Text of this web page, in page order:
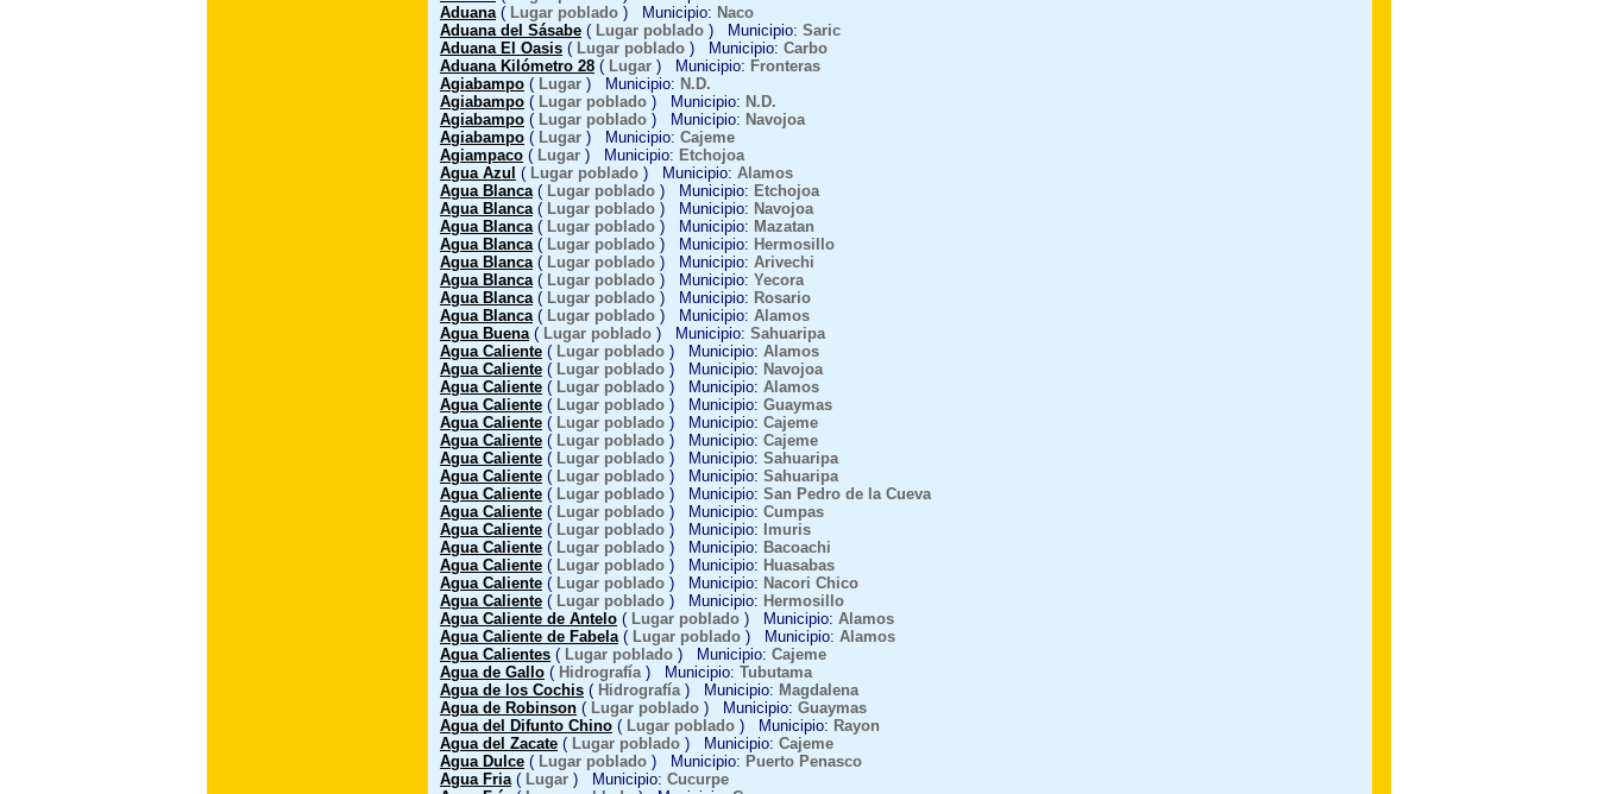
Aduana( Lugar poblado ) Municipio: Naco
Aduana del Sásabe ( Lugar poblado ) Municipio: Saric
Aduana El Oasis ( Lugar poblado ) Municipio: Carbo
Aduana Kilómetro 28 ( Lugar ) Municipio: Fronteras
Agiabampo ( Lugar ) Municipio: N.D.
Agiabampo ( Lugar poblado ) Municipio: N.D.
Agiabampo ( Lugar poblado ) Municipio: Navojoa
Agiabampo ( Lugar ) Municipio: Cajeme
Agiampaco ( Lugar ) Municipio: Etchojoa
Agua Azul ( Lugar poblado ) Municipio: Alamos
Agua Blanca( Lugar poblado ) Municipio: Etchojoa
Agua Blanca( Lugar poblado ) Municipio: Navojoa
Agua Blanca( Lugar poblado ) Municipio: Mazatan
Agua Blanca( Lugar poblado ) Municipio: Hermosillo
Agua Blanca( Lugar poblado ) Municipio: Arivechi
Agua Blanca( Lugar poblado ) Municipio: Yecora
Agua Blanca( Lugar poblado ) Municipio: Rosario
Agua Blanca( Lugar poblado ) Municipio: Alamos
Agua Buena( Lugar poblado ) Municipio: Sahuaripa
Agua Caliente ( Lugar poblado ) Municipio: Alamos
Agua Caliente ( Lugar poblado ) Municipio: Navojoa
Agua Caliente ( Lugar poblado ) Municipio: Alamos
Agua Caliente ( Lugar poblado ) Municipio: Guaymas
Agua Caliente ( Lugar poblado ) Municipio: Cajeme
Agua Caliente ( Lugar poblado ) Municipio: Cajeme
Agua Caliente ( Lugar poblado ) Municipio: Sahuaripa
Agua Caliente ( Lugar poblado ) Municipio: Sahuaripa
Agua Caliente ( Lugar poblado ) Municipio: San Pedro de la Cueva
Agua Caliente ( Lugar poblado ) Municipio: Cumpas
Agua Caliente ( Lugar poblado ) Municipio:
Imuris
Agua Caliente ( Lugar poblado ) Municipio: Bacoachi
Agua Caliente ( Lugar poblado ) Municipio: Huasabas
Agua Caliente ( Lugar poblado ) Municipio: Nacori Chico
Agua Caliente ( Lugar poblado ) Municipio: Hermosillo
Agua Caliente de Antelo ( Lugar poblado ) Municipio: Alamos
Agua Caliente de Fabela( Lugar poblado ) Municipio: Alamos
Agua Calientes ( Lugar poblado ) Municipio: Cajeme
Agua de Gallo ( Hidrografía) Municipio: Tubutama
Agua de los Cochis ( Hidrografía) Municipio: Magdalena
Agua de Robinson ( Lugar poblado ) Municipio: Guaymas
Agua del Difunto Chino ( Lugar poblado ) Municipio: Rayon
Agua del Zacate ( Lugar poblado ) Municipio: Cajeme
Agua Dulce ( Lugar poblado ) Municipio: Puerto Penasco
Agua Fria( Lugar ) Municipio: Cucurpe